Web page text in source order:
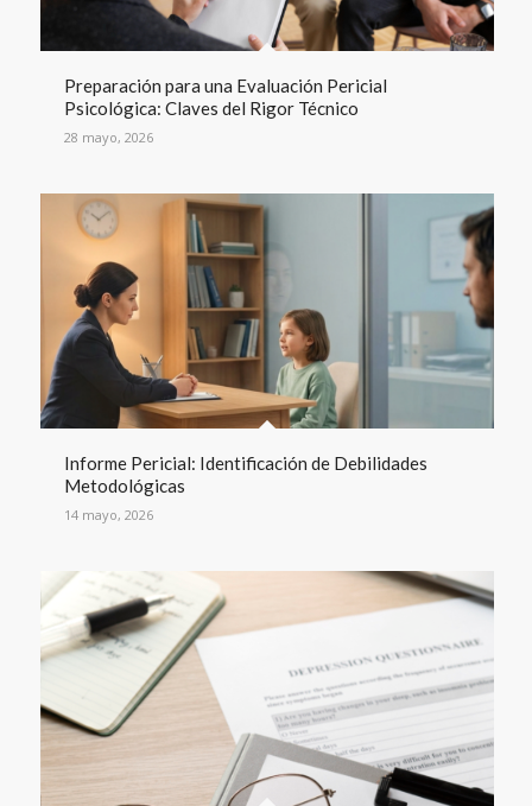
Preparación para una Evaluación Pericial
Psicológica: Claves del Rigor Técnico
28 mayo, 2026
Informe Pericial: Identificación de Debilidades
Metodológicas
14 mayo, 2026